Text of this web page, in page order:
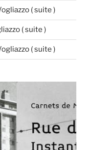
( suite )
( suite )
( suite )